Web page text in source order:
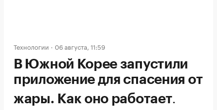
Технологии 06 августа, 11:59
В Южной Корее запустили
приложение для спасения от
жары. Как оно работает.